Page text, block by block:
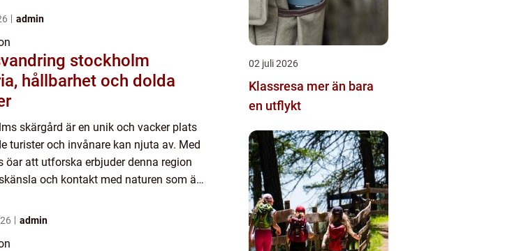
admin
stockholm
hållbarhet och dolda
skärgård är en unik och vacker plats
turister och invånare kan njuta av. Med
öar att utforska erbjuder denna region
och kontakt med naturen som är
admin
02 juli 2026
Klassresa mer än bara
en utflykt